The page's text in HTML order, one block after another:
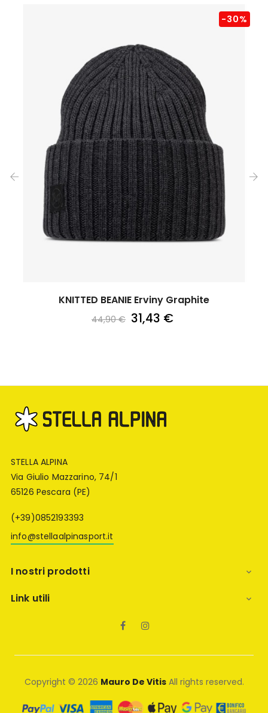
KNITTED BEANIE Erviny Graphite
44,90 €
-30%
31,43 €
STELLA ALPINA
Via Giulio Mazzarino, 74/1
65126 Pescara (PE)
(+39)0852193393
info@stellaalpinasport.it
I nostri prodotti 
Link utili 
Facebook
Copyright © 2026 Mauro De VitisAll rights reserved.